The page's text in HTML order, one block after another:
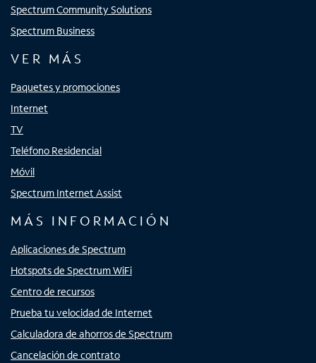
Spectrum Community Solutions
Spectrum Business
VER MÁS
Paquetes y promociones
Internet
TV
Teléfono Residencial
Móvil
Spectrum Internet Assist
MÁS INFORMACIÓN
Aplicaciones de Spectrum
Hotspots de Spectrum WiFi
Centro de recursos
Prueba tu velocidad de Internet
Calculadora de ahorros de Spectrum
Cancelación de contrato